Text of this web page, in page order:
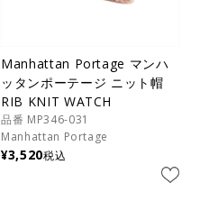
Manhattan Portage マンハ
ッタンポーテージ ニット帽
RIB KNIT WATCH
品番 MP346-031
Manhattan Portage
¥3,520税込